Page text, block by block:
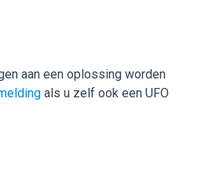
aan een oplossing worden
als u zelf ook een UFO